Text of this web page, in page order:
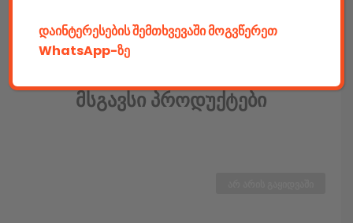
Მსგავსი Პროდუქტები
დაინტერესების შემთხვევაში მოგვწერეთ
WhatsApp-ზე